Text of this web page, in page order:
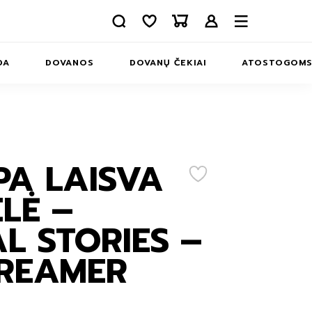
DOVANOS DOVANŲ ČEKIAI ATOSTOGOMS
LAISVA
–
STORIES –